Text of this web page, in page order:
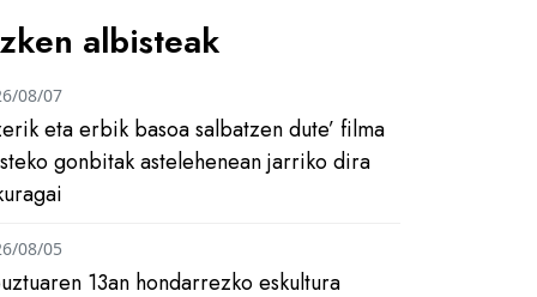
albisteak
eta erbik basoa salbatzen dute’ filma
gonbitak astelehenean jarriko dira
08/07
13an hondarrezko eskultura
08/05